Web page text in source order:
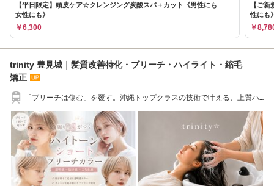
【平日限定】頭皮ケア☆クレンジング炭酸スパ＋カット《男性にも
女性にも》
￥6,300
【ご
性にも
￥
trinity 豊見城｜髪質改善特化・ブリーチ・ハイライト・縮毛
矯正
「ブリーチは傷む」を覆す。沖縄トップクラスの技術で叶える、上質ハ